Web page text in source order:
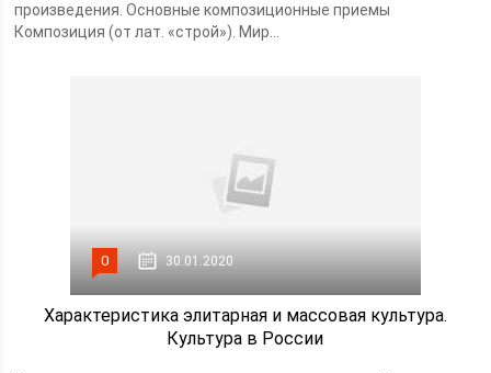
произведения. Основные композиционные приемы
Композиция (от лат. «строй»). Мир...
0 30.01.2020
Характеристика элитарная и массовая культура.
Культура в России